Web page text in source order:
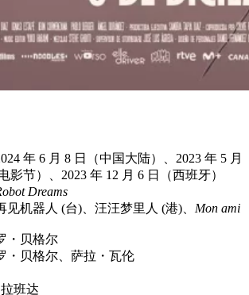
年 6 月 8 日（中国大陆）、2023 年 5 月
影节）、2023 年 12 月 6 日（西班牙）
Dreams
见机器人 (台)、汪汪梦里人 (港)、 Mon ami
・贝格尔
・贝格尔、萨拉・瓦伦
班达